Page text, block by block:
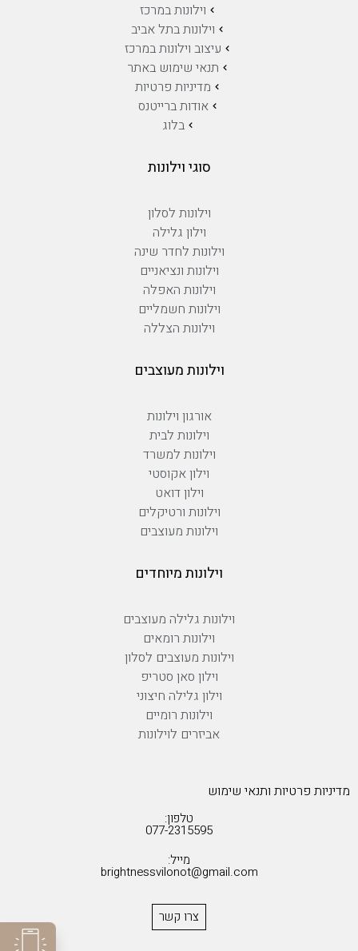
וילונות במרכז
וילונות בתל אביב
עיצוב וילונות במרכז
תנאי שימוש באתר
מדיניות פרטיות
אודות ברייטנס
בלוג
סוגי וילונות
וילונות לסלון
וילון גלילה
וילונות לחדר שינה
וילונות ונציאניים
וילונות האפלה
וילונות חשמליים
וילונות הצללה
וילונות מעוצבים
אורגון וילונות
וילונות לבית
וילונות למשרד
וילון אקוסטי
וילון דואט
וילונות ורטיקלים
וילונות מעוצבים
וילונות מיוחדים
וילונות גלילה מעוצבים
וילונות רומאים
וילונות מעוצבים לסלון
וילון סאן סטריפ
וילון גלילה חיצוני
וילונות רומיים
אביזרים לוילונות
מדיניות פרטיות ותנאי שימוש
טלפון:
077-2315595
מייל:
brightnessvilonot@gmail.com
צרו קשר